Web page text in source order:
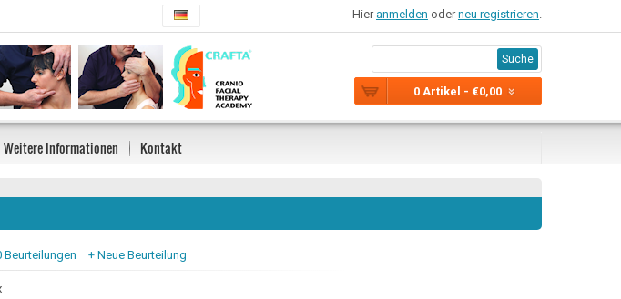
0 Artikel - €0,00
Suche
Hier anmelden oderneu registrieren.
Weitere Informationen Kontakt
Beurteilungen + Neue Beurteilung